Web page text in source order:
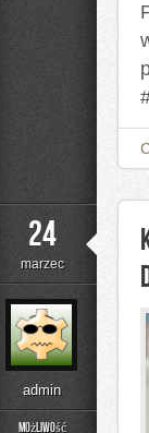
24
marzec
admin
Możliwość